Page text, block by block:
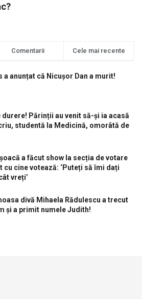
Comentarii Cele mai recente
a anunțat că Nicușor Dan a murit!
durere! Părinții au venit să-și ia acasă
studentă la Medicină, omorâtă de
a făcut show la secția de votare
cu cine votează: ‘Puteți să îmi dați
vreți’
divă Mihaela Rădulescu a trecut
și a primit numele Judith!